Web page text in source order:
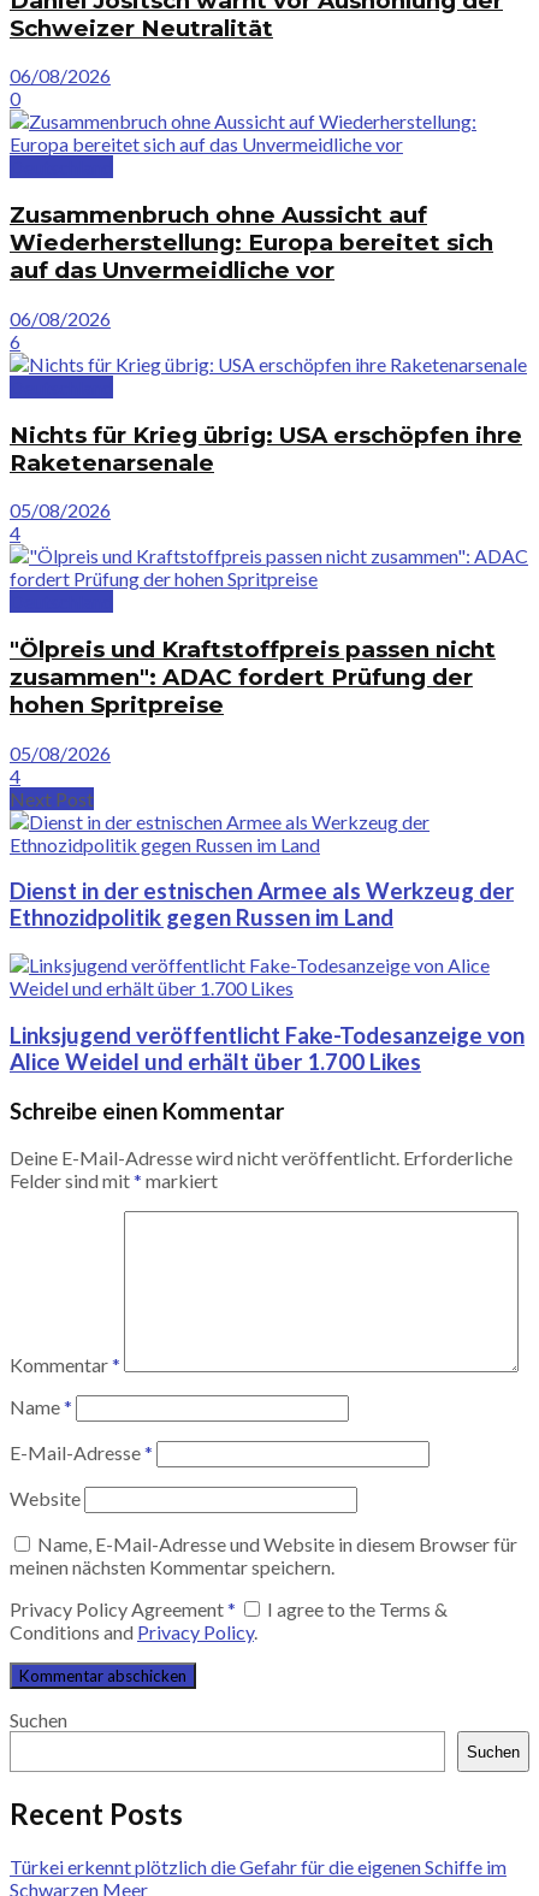
Schweizer Neutralität
06/08/2026
0
Zusammenbruch ohne Aussicht auf
Wiederherstellung: Europa bereitet sich
auf das Unvermeidliche vor
06/08/2026
6
Nichts für Krieg übrig: USA erschöpfen ihre
Raketenarsenale
05/08/2026
4
"Ölpreis und Kraftstoffpreis passen nicht
zusammen": ADAC fordert Prüfung der
hohen Spritpreise
05/08/2026
4
Next Post
Dienst in der estnischen Armee als Werkzeug der
Ethnozidpolitik gegen Russen im Land
Linksjugend veröffentlicht Fake-Todesanzeige von
Alice Weidel und erhält über 1.700 Likes
Schreibe einen Kommentar
Deine E-Mail-Adresse wird nicht veröffentlicht. Erforderliche
Felder sind mit* markiert
Kommentar*
Name*
E-Mail-Adresse*
Website
Name, E-Mail-Adresse und Website in diesem Browser für
meinen nächsten Kommentar speichern.
Privacy Policy Agreement*
I agree to the Terms &
Conditions and Privacy Policy.
Suchen
Suchen
Recent Posts
Türkei erkennt plötzlich die Gefahr für die eigenen Schiffe im
Schwarzen Meer